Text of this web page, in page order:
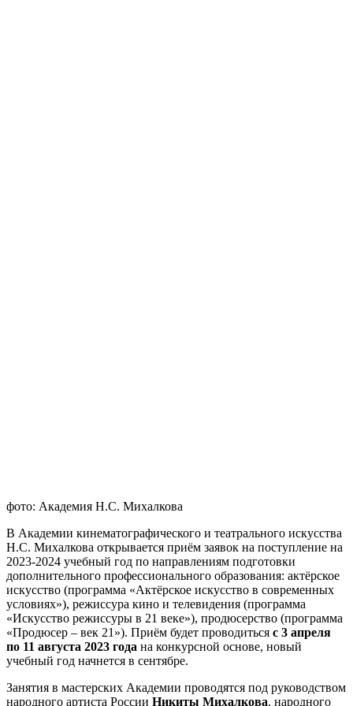
фото: Академия Н.С. Михалкова
В Академии кинематографического и театрального искусства
Н.С. Михалкова открывается приём заявок на поступление на
2023-2024 учебный год по направлениям подготовки
дополнительного профессионального образования: актёрское
искусство (программа «Актёрское искусство в современных
условиях»), режиссура кино и телевидения (программа
«Искусство режиссуры в 21 веке»), продюсерство (программа
«Продюсер – век 21»). Приём будет проводиться с 3 апреля
по 11 августа 2023 года на конкурсной основе, новый
учебный год начнется в сентябре.
Занятия в мастерских Академии проводятся под руководством
народного артиста России Никиты Михалкова, народного